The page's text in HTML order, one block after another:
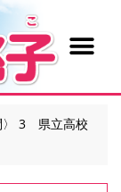
〉 3 県立高校